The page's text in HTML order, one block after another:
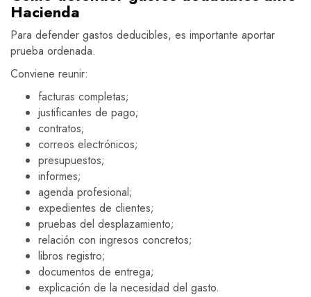
Hacienda
Para defender gastos deducibles, es importante aportar
prueba ordenada.
Conviene reunir:
facturas completas;
justificantes de pago;
contratos;
correos electrónicos;
presupuestos;
informes;
agenda profesional;
expedientes de clientes;
pruebas del desplazamiento;
relación con ingresos concretos;
libros registro;
documentos de entrega;
explicación de la necesidad del gasto.